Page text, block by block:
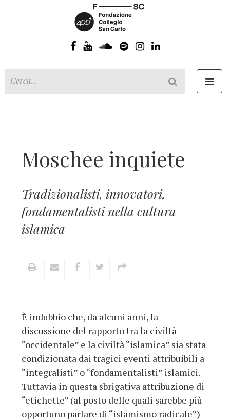
Moschee inquiete
Tradizionalisti, innovatori,
fondamentalisti nella cultura
islamica
È indubbio che, da alcuni anni, la
discussione del rapporto tra la civiltà
“occidentale” e la civiltà “islamica” sia stata
condizionata dai tragici eventi attribuibili a
“integralisti” o “fondamentalisti” islamici.
Tuttavia in questa sbrigativa attribuzione di
“etichette” (al posto delle quali sarebbe più
opportuno parlare di “islamismo radicale”)